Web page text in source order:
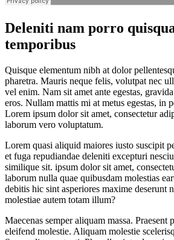
Deleniti nam porro
temporibus
Quisque elementum nibh at dolor
pharetra. Mauris neque felis, volutpat nec
vel enim. Nam sit amet ante egestas,
eros. Nullam mattis mi at metus egestas, in
Lorem ipsum dolor sit amet, consectetur
laborum vero voluptatum.
Lorem quasi aliquid maiores iusto suscipit
et fuga repudiandae deleniti excepturi
similique sit. ipsum dolor sit amet,
laborum nulla quae quibusdam molestias
debitis hic sint asperiores maxime deserunt
molestiae autem totam illum?
Maecenas semper aliquam massa. Praesent
eleifend molestie. Aliquam molestie